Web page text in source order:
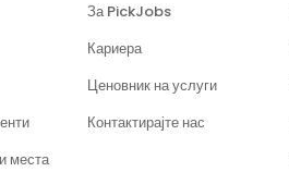
места
За PickJobs
Кариера
Ценовник на услуги
Контактирајте нас